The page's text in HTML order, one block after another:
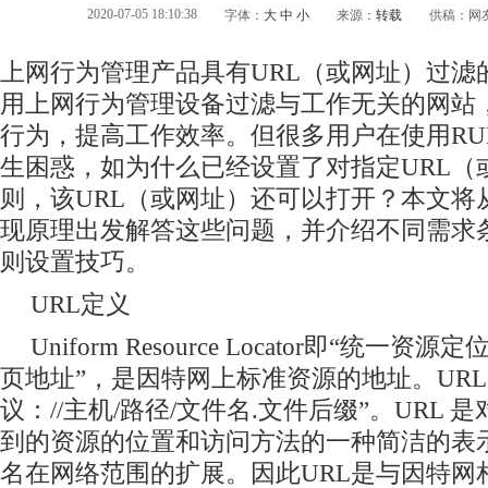
2020-07-05 18:10:38 字体： 大 中 小 来源： 转载 供稿：网
上网行为管理产品具有URL（或网址）过滤
用上网行为管理设备过滤与工作无关的网站
行为，提高工作效率。但很多用户在使用
生困惑，如为什么已经设置了对指定URL（
则，该URL（或网址）还可以打开？本文将
现原理出发解答这些问题，并介绍不同需求
则设置技巧。
URL定义
Uniform Resource Locator即“统一资源定
页地址”，是因特网上标准资源的地址。
议：//主机/路径/文件名.文件后缀”。URL 是
到的资源的位置和访问方法的一种简洁的表
名在网络范围的扩展。因此URL是与因特网